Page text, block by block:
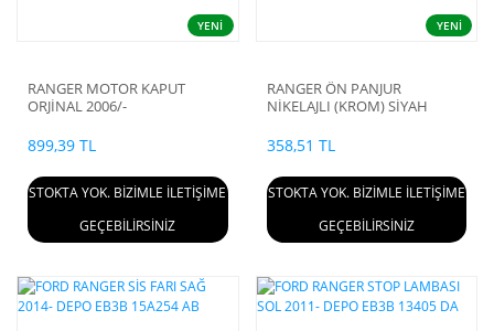
YENİ
RANGER MOTOR KAPUT
ORJİNAL 2006/-
899,39 TL
STOKTA YOK. BİZİMLE İLETİŞİME
GEÇEBİLİRSİNİZ
YENİ
RANGER ÖN PANJUR
NİKELAJLI (KROM) SİYAH
358,51 TL
STOKTA YOK. BİZİMLE İLETİŞİME
GEÇEBİLİRSİNİZ